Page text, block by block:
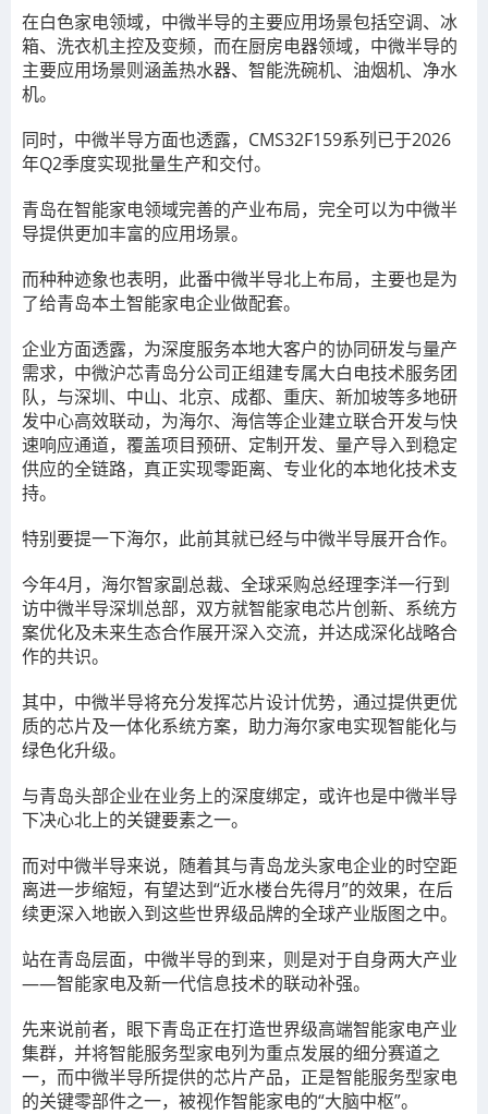
在白色家电领域，中微半导的主要应用场景包括空调、冰
箱、洗衣机主控及变频，而在厨房电器领域，中微半导的
主要应用场景则涵盖热水器、智能洗碗机、油烟机、净水
机。
同时，中微半导方面也透露，CMS32F159系列已于2026
年Q2季度实现批量生产和交付。
青岛在智能家电领域完善的产业布局，完全可以为中微半
导提供更加丰富的应用场景。
而种种迹象也表明，此番中微半导北上布局，主要也是为
了给青岛本土智能家电企业做配套。
企业方面透露，为深度服务本地大客户的协同研发与量产
需求，中微沪芯青岛分公司正组建专属大白电技术服务团
队，与深圳、中山、北京、成都、重庆、新加坡等多地研
发中心高效联动，为海尔、海信等企业建立联合开发与快
速响应通道，覆盖项目预研、定制开发、量产导入到稳定
供应的全链路，真正实现零距离、专业化的本地化技术支
持。
特别要提一下海尔，此前其就已经与中微半导展开合作。
今年4月，海尔智家副总裁、全球采购总经理李洋一行到
访中微半导深圳总部，双方就智能家电芯片创新、系统方
案优化及未来生态合作展开深入交流，并达成深化战略合
作的共识。
其中，中微半导将充分发挥芯片设计优势，通过提供更优
质的芯片及一体化系统方案，助力海尔家电实现智能化与
绿色化升级。
与青岛头部企业在业务上的深度绑定，或许也是中微半导
下决心北上的关键要素之一。
而对中微半导来说，随着其与青岛龙头家电企业的时空距
离进一步缩短，有望达到“近水楼台先得月”的效果，在后
续更深入地嵌入到这些世界级品牌的全球产业版图之中。
站在青岛层面，中微半导的到来，则是对于自身两大产业
——智能家电及新一代信息技术的联动补强。
先来说前者，眼下青岛正在打造世界级高端智能家电产业
集群，并将智能服务型家电列为重点发展的细分赛道之
一，而中微半导所提供的芯片产品，正是智能服务型家电
的关键零部件之一，被视作智能家电的“大脑中枢”。